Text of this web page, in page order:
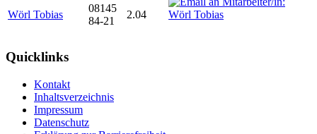
Wörl Tobias
08145
84-21
2.04
Quicklinks
Kontakt
Inhaltsverzeichnis
Impressum
Datenschutz